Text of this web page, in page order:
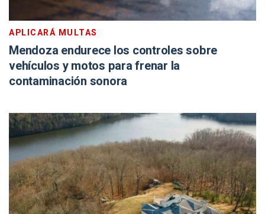
APLICARÁ MULTAS
Mendoza endurece los controles sobre
vehículos y motos para frenar la
contaminación sonora